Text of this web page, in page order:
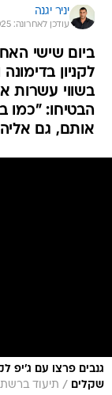
יניר יגנה
עודכן לאחרונה: 18.5.2025 / 13:25
ביום שישי
לקניון
בשווי עשרות
הבטיחו: "כמו
אותם, גם
גנבים פרצו עם ג'יפ
שקלים
/ תיעוד ברשתות